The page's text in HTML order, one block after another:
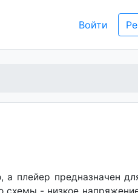
Войти
плейер предназначен